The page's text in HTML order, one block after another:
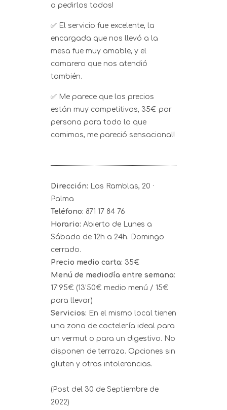
a pedirlos todos!
✅ El servicio fue excelente, la
encargada que nos llevó a la
mesa fue muy amable, y el
camarero que nos atendió
también.
✅ Me parece que los precios
están muy competitivos, 35€ por
persona para todo lo que
comimos, me pareció sensacional!
Dirección: Las Ramblas, 20 ·
Palma
Teléfono: 871 17 84 76
Horario: Abierto de Lunes a
Sábado de 12h a 24h. Domingo
cerrado.
Precio medio carta: 35€
Menú de mediodía entre semana:
17’95€ (13’50€ medio menú / 15€
para llevar)
Servicios: En el mismo local tienen
una zona de coctelería ideal para
un vermut o para un digestivo. No
disponen de terraza. Opciones sin
gluten y otras intolerancias.
(Post del 30 de Septiembre de
2022)